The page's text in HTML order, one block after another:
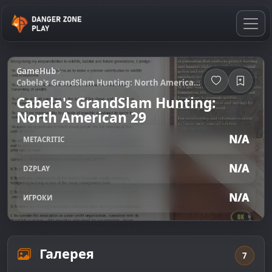
GameHub
Cabela's GrandSlam Hunting: North American 29
Cabela's GrandSlam Hunting:
North American 29
METACRITIC N/A
DZPLAY N/A
ИГРОКИ N/A
Галерея 7